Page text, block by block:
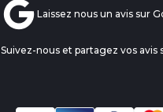
Laissez nous un avis sur
Suivez-nous et partagez vos avis